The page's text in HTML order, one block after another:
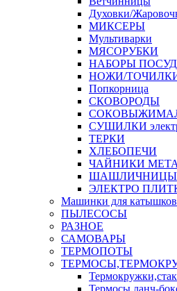
Духовки/
МИКСЕРЫ
Мультиварки
МЯСОРУБКИ
НАБОРЫ
НОЖИ/
Попкорница
СКОВОРОДЫ
СУШИЛКИ
ТЕРКИ
ХЛЕБОПЕЧИ
ЧАЙНИКИ
ШАШЛИЧНИЦЫ
ЭЛЕКТРО
Машинки для катышков
ПЫЛЕСОСЫ
РАЗНОЕ
САМОВАРЫ
ТЕРМОПОТЫ
Термосы,ланч-